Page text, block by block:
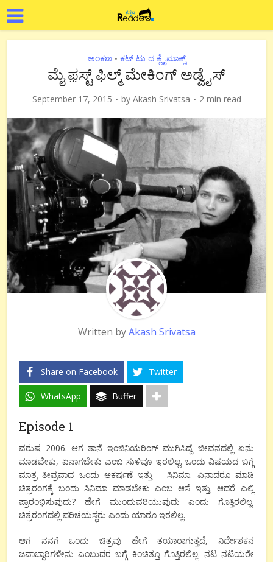
ಅಂಕಣ • ಕಟ್ ಟು ದ ಕ್ಲೈಮಾಕ್ಸ್
ಮೈ ಫ಼ಸ್ಟ್ ಫಿಲ್ಮ್ ಮೇಕಿಂಗ್ ಅಡ್ವೈಸ್
September 17, 2015 by Akash Srivatsa 2 min read
Written byAkash Srivatsa
Share on Facebook Twitter
WhatsApp Buffer
Episode 1
ವರುಷ 2006. ಆಗ ತಾನೆ ಇಂಜಿನಿಯರಿಂಗ್ ಮುಗಿಸಿದ್ದೆ. ಜೀವನದಲ್ಲಿ ಏನು
ಮಾಡಬೇಕು, ಏನಾಗಬೇಕು ಎಂಬ ಸುಳಿವೂ ಇರಲಿಲ್ಲ. ಒಂದು ವಿಷಯದ ಬಗ್ಗೆ
ಮಾತ್ರ ತೀವ್ರವಾದ ಒಂದು ಆಕರ್ಷಣೆ ಇತ್ತು – ಸಿನಿಮಾ. ಏನಾದರೂ ಮಾಡಿ
ಚಿತ್ರರಂಗಕ್ಕೆ ಬಂದು ಸಿನಿಮಾ ಮಾಡಬೇಕು ಎಂಬ ಆಸೆ ಇತ್ತು. ಆದರೆ ಎಲ್ಲಿ
ಪ್ರಾರಂಭಿಸುವುದು? ಹೇಗೆ ಮುಂದುವರಿಯುವುದು ಎಂದು ಗೊತ್ತಿರಲಿಲ್ಲ.
ಚಿತ್ರರಂಗದಲ್ಲಿ ಪರಿಚಯಸ್ಥರು ಎಂದು ಯಾರೂ ಇರಲಿಲ್ಲ.
ಆಗ ನನಗೆ ಒಂದು ಚಿತ್ರವು ಹೇಗೆ ತಯಾರಾಗುತ್ತದೆ, ನಿರ್ದೇಶಕನ
ಜವಾಬ್ದಾರಿಗಳೇನು ಎಂಬುದರ ಬಗ್ಗೆ ಕಿಂಚಿತ್ತೂ ಗೊತ್ತಿರಲಿಲ್ಲ. ನಟ ನಟಿಯರೇ